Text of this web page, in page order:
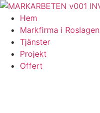
Skip
content
Hem
Markfirma i Roslagen
Tjänster
Projekt
Offert